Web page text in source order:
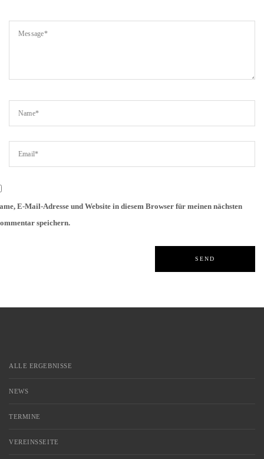
E-Mail-Adresse und Website in diesem Browser für meinen nächsten
speichern.
ALLE ERGEBNISSE
NEWS
TERMINE
VEREINSSEITE